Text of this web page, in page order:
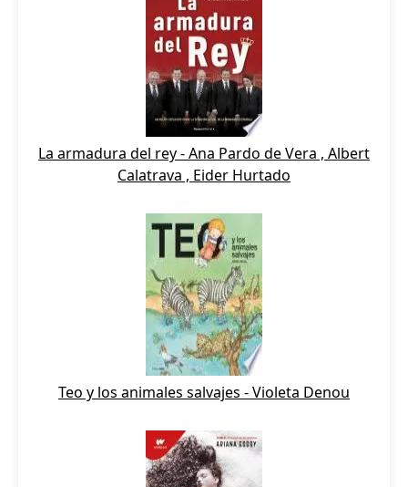
La armadura del rey - Ana Pardo de Vera , Albert
Calatrava , Eider Hurtado
Teo y los animales salvajes - Violeta Denou